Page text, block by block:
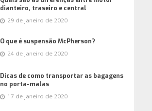
dianteiro, traseiro e central
29 de janeiro de 2020
O que é suspensão McPherson?
24 de janeiro de 2020
Dicas de como transportar as bagagens
no porta-malas
17 de janeiro de 2020